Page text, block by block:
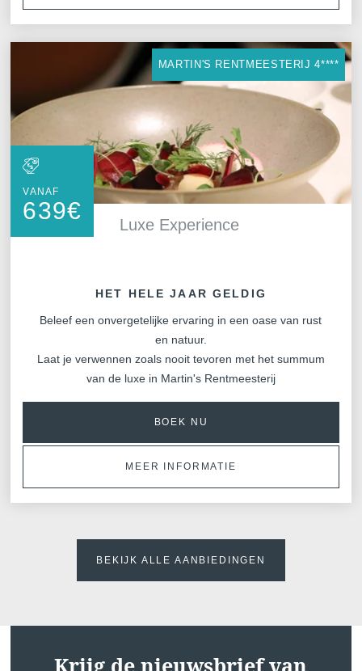
Luxe Experience
VANAF
639€
MARTIN'S RENTMEESTERIJ 4****
HET HELE JAAR GELDIG
Beleef een onvergetelijke ervaring in een oase van rust
en natuur.
Laat je verwennen zoals nooit tevoren met het summum
van de luxe in Martin's Rentmeesterij
BOEK NU
MEER INFORMATIE
BEKIJK ALLE AANBIEDINGEN